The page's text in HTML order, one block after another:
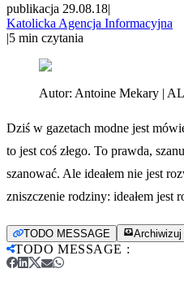
publikacja 29.08.18|
Katolicka Agencja Informacyjna
|5 min czytania
Autor: Antoine Mekary |
Dziś w gazetach modne jest
to jest coś złego. To prawda,
szanować. Ale ideałem nie jest
zniszczenie rodziny: ideałem jest
TODO MESSAGE Archiwizuj
TODO MESSAGE :